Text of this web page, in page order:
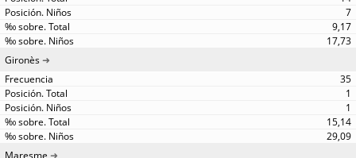
7
9,17
17,73
Gironès
35
1
1
15,14
29,09
Maresme